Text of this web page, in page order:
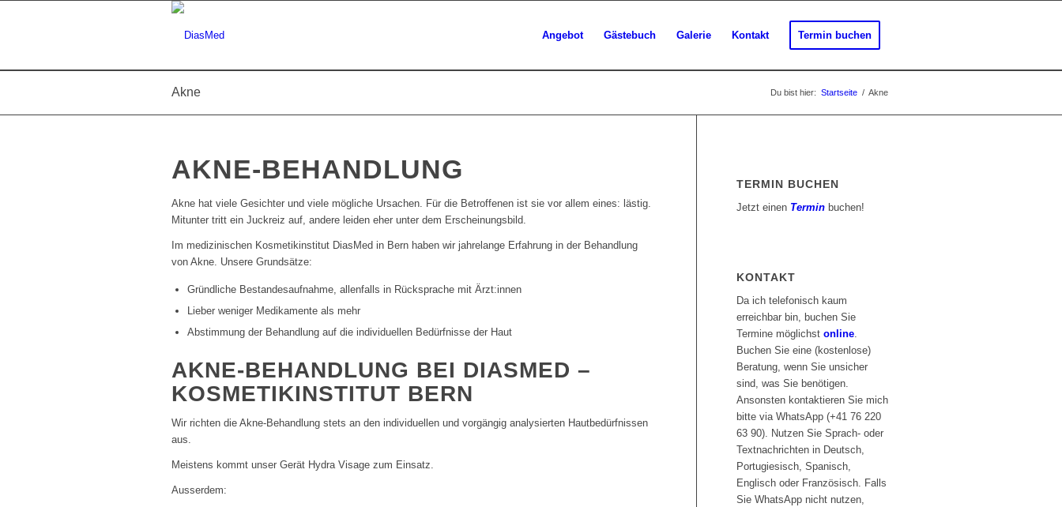
Angebot Gästebuch Galerie Kontakt Termin buchen
Akne Du bist hier: Startseite / Akne
AKNE-BEHANDLUNG
Akne hat viele Gesichter und viele mögliche Ursachen. Für die Betroffenen ist sie vor allem eines: lästig.
Mitunter tritt ein Juckreiz auf, andere leiden eher unter dem Erscheinungsbild.
Im medizinischen Kosmetikinstitut DiasMed in Bern haben wir jahrelange Erfahrung in der Behandlung
von Akne. Unsere Grundsätze:
Gründliche Bestandesaufnahme, allenfalls in Rücksprache mit Ärzt:innen
Lieber weniger Medikamente als mehr
Abstimmung der Behandlung auf die individuellen Bedürfnisse der Haut
AKNE-BEHANDLUNG BEI DIASMED –
KOSMETIKINSTITUT BERN
Wir richten die Akne-Behandlung stets an den individuellen und vorgängig analysierten Hautbedürfnissen
aus.
Meistens kommt unser Gerät Hydra Visage zum Einsatz.
Ausserdem:
TERMIN BUCHEN
Jetzt einen Termin buchen!
KONTAKT
Da ich telefonisch kaum
erreichbar bin, buchen Sie
Termine möglichst online.
Buchen Sie eine (kostenlose)
Beratung, wenn Sie unsicher
sind, was Sie benötigen.
Ansonsten kontaktieren Sie mich
bitte via WhatsApp (+41 76 220
63 90). Nutzen Sie Sprach- oder
Textnachrichten in Deutsch,
Portugiesisch, Spanisch,
Englisch oder Französisch. Falls
Sie WhatsApp nicht nutzen,